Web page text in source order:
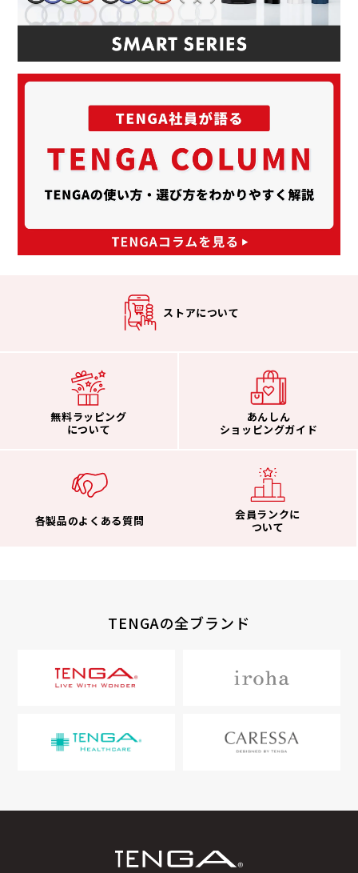
ストアについて
無料ラッピング
について
あんしん
ショッピングガイド
各製品のよくある質問
会員ランクに
ついて
TENGAの全ブランド